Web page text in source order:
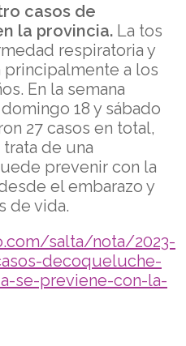
casos de
la provincia. La tos
respiratoria y
a los
En la semana
18 y sábado
27 casos en total,
de una
prevenir con la
el embarazo y
de vida.
salta/nota/2023-
decoqueluche-
se-previene-con-la-